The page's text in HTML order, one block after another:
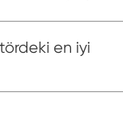
en iyi